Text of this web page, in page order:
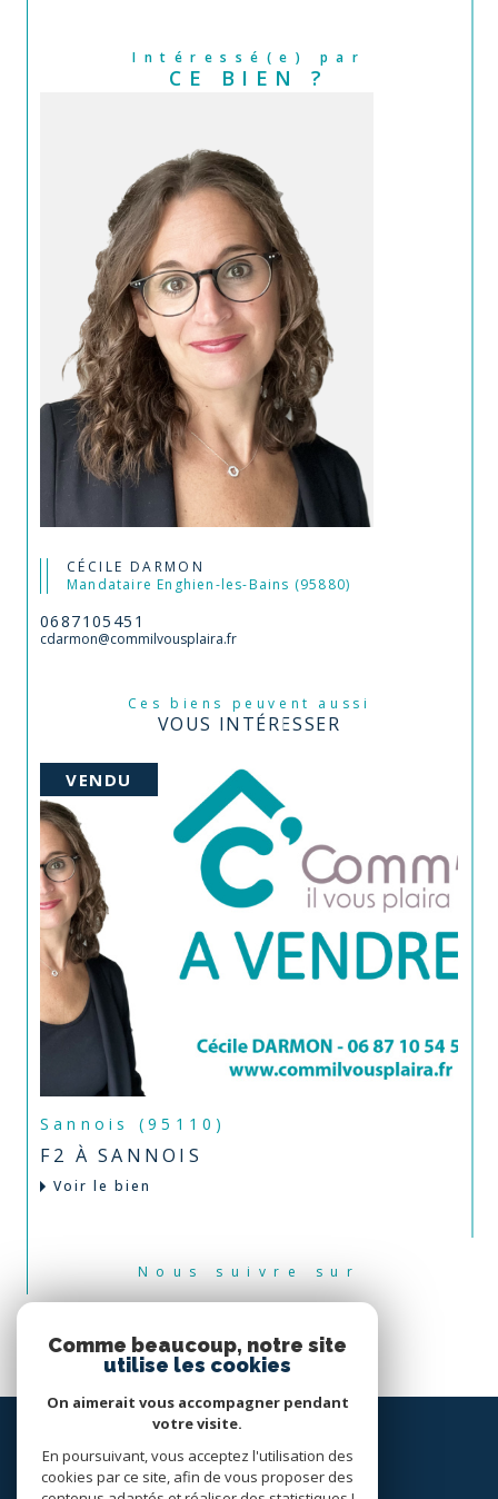
Intéressé(e) par
CE BIEN ?
CÉCILE DARMON
Mandataire Enghien-les-Bains (95880)
0687105451
cdarmon@commilvousplaira.fr
Ces biens peuvent aussi
VOUS INTÉRESSER
VENDU
Sannois (95110)
F2 À SANNOIS
Voir le bien
Nous suivre sur
Comme beaucoup, notre site
utilise les cookies
On aimerait vous accompagner pendant
votre visite.
En poursuivant, vous acceptez l'utilisation des
cookies par ce site, afin de vous proposer des